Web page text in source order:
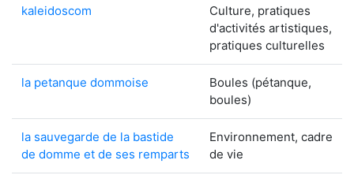
kaleidoscom
Culture, pratiques
d'activités artistiques,
pratiques culturelles
la petanque dommoise
Boules (pétanque,
boules)
la sauvegarde de la bastide
de domme et de ses remparts
Environnement, cadre
de vie